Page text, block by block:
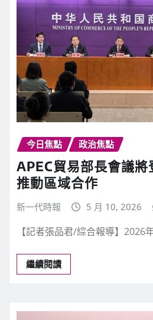
今日焦點 政治焦點
APEC貿易部長會議
推動區域合作
新一代時報 5 月 10, 2026
【記者張品君/綜合報導】2026
繼續閱讀